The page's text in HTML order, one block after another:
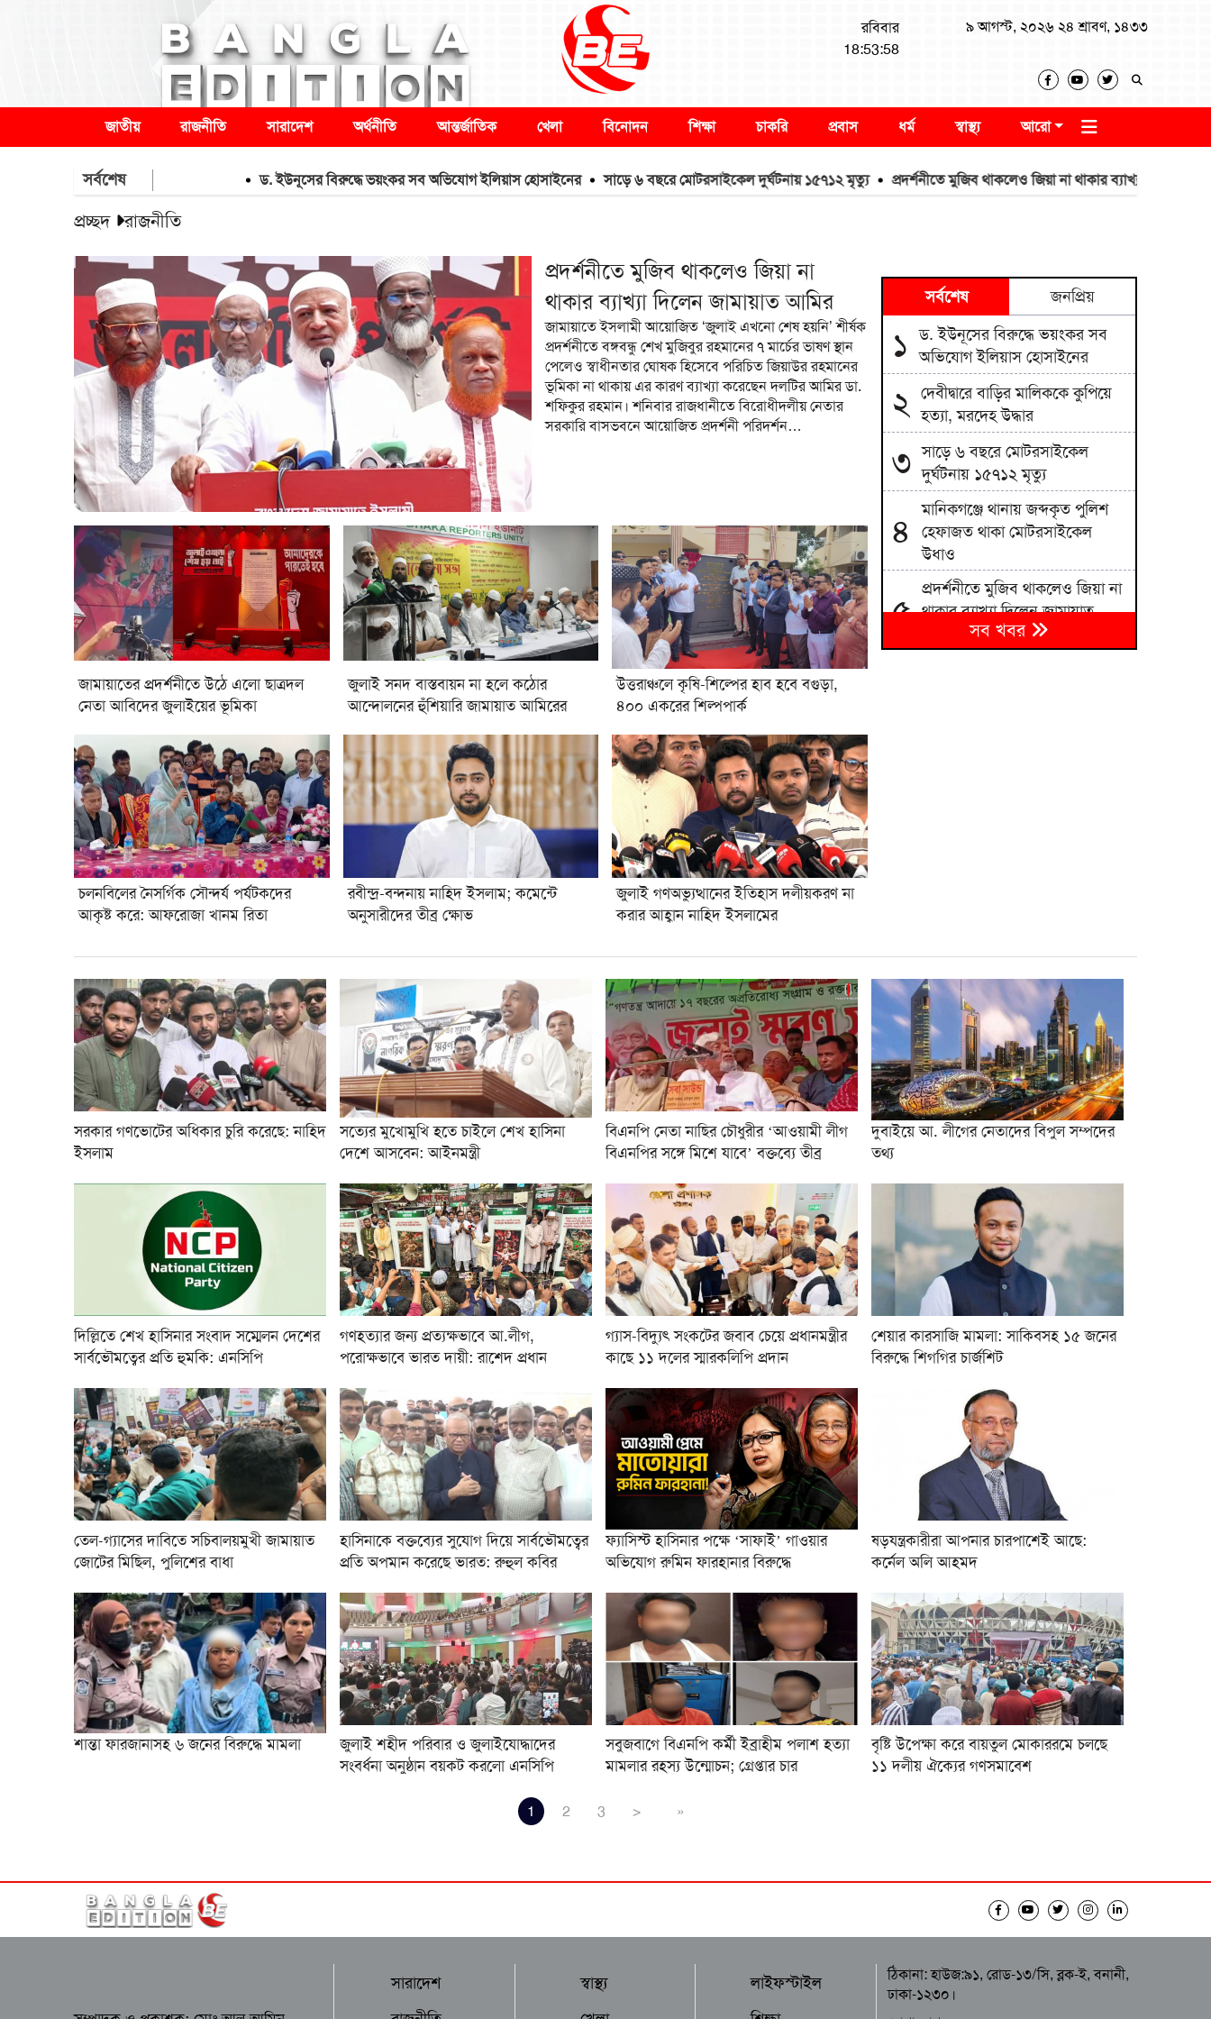
রবিবার
18:53:59
৯ আগস্ট, ২০২৬ ২৪ শ্রাবণ, ১৪৩৩
জাতীয় রাজনীতি সারাদেশ অর্থনীতি আন্তর্জাতিক খেলা বিনোদন শিক্ষা চাকরি প্রবাস ধর্ম স্বাস্থ্য আরো
সর্বশেষ ড. ইউনূসের বিরুদ্ধে ভয়ংকর সব অভিযোগ ইলিয়াস হোসাইনের সাড়ে ৬ বছরে মোটরসাইকেল দুর্ঘটনায় ১৫৭১২ মৃত্যু প্রদর্শনীতে মুজিব থাকলেও জিয়া না থাকার ব্যাখ্যা দিলেন জামায়াত আমির
প্রচ্ছদ রাজনীতি
প্রদর্শনীতে মুজিব থাকলেও জিয়া না
থাকার ব্যাখ্যা দিলেন জামায়াত আমির
জামায়াতে ইসলামী আয়োজিত ‘জুলাই এখনো শেষ হয়নি’ শীর্ষক
প্রদর্শনীতে বঙ্গবন্ধু শেখ মুজিবুর রহমানের ৭ মার্চের ভাষণ স্থান
পেলেও স্বাধীনতার ঘোষক হিসেবে পরিচিত জিয়াউর রহমানের
ভূমিকা না থাকায় এর কারণ ব্যাখ্যা করেছেন দলটির আমির ডা.
শফিকুর রহমান। শনিবার রাজধানীতে বিরোধীদলীয় নেতার
সরকারি বাসভবনে আয়োজিত প্রদর্শনী পরিদর্শন…
জামায়াতের প্রদর্শনীতে উঠে এলো ছাত্রদল
নেতা আবিদের জুলাইয়ের ভূমিকা
জুলাই সনদ বাস্তবায়ন না হলে কঠোর
আন্দোলনের হুঁশিয়ারি জামায়াত আমিরের
উত্তরাঞ্চলে কৃষি-শিল্পের হাব হবে বগুড়া,
৪০০ একরের শিল্পপার্ক
চলনবিলের নৈসর্গিক সৌন্দর্য পর্যটকদের
আকৃষ্ট করে: আফরোজা খানম রিতা
রবীন্দ্র-বন্দনায় নাহিদ ইসলাম; কমেন্টে
অনুসারীদের তীব্র ক্ষোভ
জুলাই গণঅভ্যুত্থানের ইতিহাস দলীয়করণ না
করার আহ্বান নাহিদ ইসলামের
সর্বশেষ জনপ্রিয়
১ ড. ইউনূসের বিরুদ্ধে ভয়ংকর সব
অভিযোগ ইলিয়াস হোসাইনের
২ দেবীদ্বারে বাড়ির মালিককে কুপিয়ে
হত্যা, মরদেহ উদ্ধার
৩ সাড়ে ৬ বছরে মোটরসাইকেল
দুর্ঘটনায় ১৫৭১২ মৃত্যু
৪
মানিকগঞ্জে থানায় জব্দকৃত পুলিশ
হেফাজত থাকা মোটরসাইকেল
উধাও
৫
প্রদর্শনীতে মুজিব থাকলেও জিয়া না
থাকার ব্যাখ্যা দিলেন জামায়াত
জামায়াত আমিরের
১০ জ্বালানি খাত অস্থিতিশীল করতে
একটি চক্র সক্রিয়: প্রধানমন্ত্রী
সব খবর
সরকার গণভোটের অধিকার চুরি করেছে: নাহিদ
ইসলাম
সত্যের মুখোমুখি হতে চাইলে শেখ হাসিনা
দেশে আসবেন: আইনমন্ত্রী
বিএনপি নেতা নাছির চৌধুরীর ‘আওয়ামী লীগ
বিএনপির সঙ্গে মিশে যাবে’ বক্তব্যে তীব্র
দুবাইয়ে আ. লীগের নেতাদের বিপুল সম্পদের
তথ্য
দিল্লিতে শেখ হাসিনার সংবাদ সম্মেলন দেশের
সার্বভৌমত্বের প্রতি হুমকি: এনসিপি
গণহত্যার জন্য প্রত্যক্ষভাবে আ.লীগ,
পরোক্ষভাবে ভারত দায়ী: রাশেদ প্রধান
গ্যাস-বিদ্যুৎ সংকটের জবাব চেয়ে প্রধানমন্ত্রীর
কাছে ১১ দলের স্মারকলিপি প্রদান
শেয়ার কারসাজি মামলা: সাকিবসহ ১৫ জনের
বিরুদ্ধে শিগগির চার্জশিট
তেল-গ্যাসের দাবিতে সচিবালয়মুখী জামায়াত
জোটের মিছিল, পুলিশের বাধা
হাসিনাকে বক্তব্যের সুযোগ দিয়ে সার্বভৌমত্বের
প্রতি অপমান করেছে ভারত: রুহুল কবির
ফ্যাসিস্ট হাসিনার পক্ষে ‘সাফাই’ গাওয়ার
অভিযোগ রুমিন ফারহানার বিরুদ্ধে
ষড়যন্ত্রকারীরা আপনার চারপাশেই আছে:
কর্নেল অলি আহমদ
শান্তা ফারজানাসহ ৬ জনের বিরুদ্ধে মামলা
জুলাই শহীদ পরিবার ও জুলাইযোদ্ধাদের
সংবর্ধনা অনুষ্ঠান বয়কট করলো এনসিপি
সবুজবাগে বিএনপি কর্মী ইব্রাহীম পলাশ হত্যা
মামলার রহস্য উন্মোচন; গ্রেপ্তার চার
বৃষ্টি উপেক্ষা করে বায়তুল মোকাররমে চলছে
১১ দলীয় ঐক্যের গণসমাবেশ
1 2 3 > »
সারাদেশ
স্বাস্থ্য
লাইফস্টাইল
ঠিকানা: হাউজ:৯১, রোড-১৩/সি, ব্লক-ই, বনানী,
ঢাকা-১২৩০।